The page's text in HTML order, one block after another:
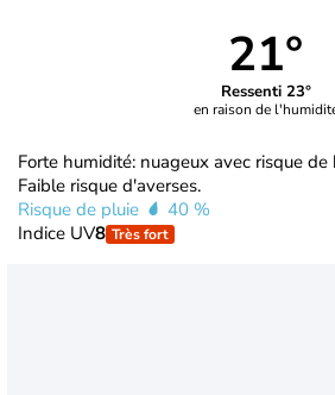
21°
Ressenti 23°
en raison de
Forte humidité: nuageux avec risque de
Faible risque d'averses.
Risque de pluie
40 %
Indice UV8 Très fort